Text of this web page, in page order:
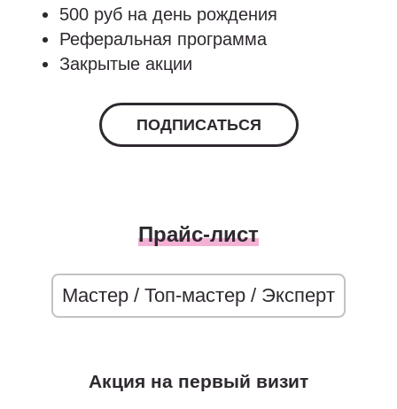
500 руб на день рождения
Реферальная программа
Закрытые акции
ПОДПИСАТЬСЯ
Прайс-лист
Мастер / Топ-мастер / Эксперт
Акция на первый визит